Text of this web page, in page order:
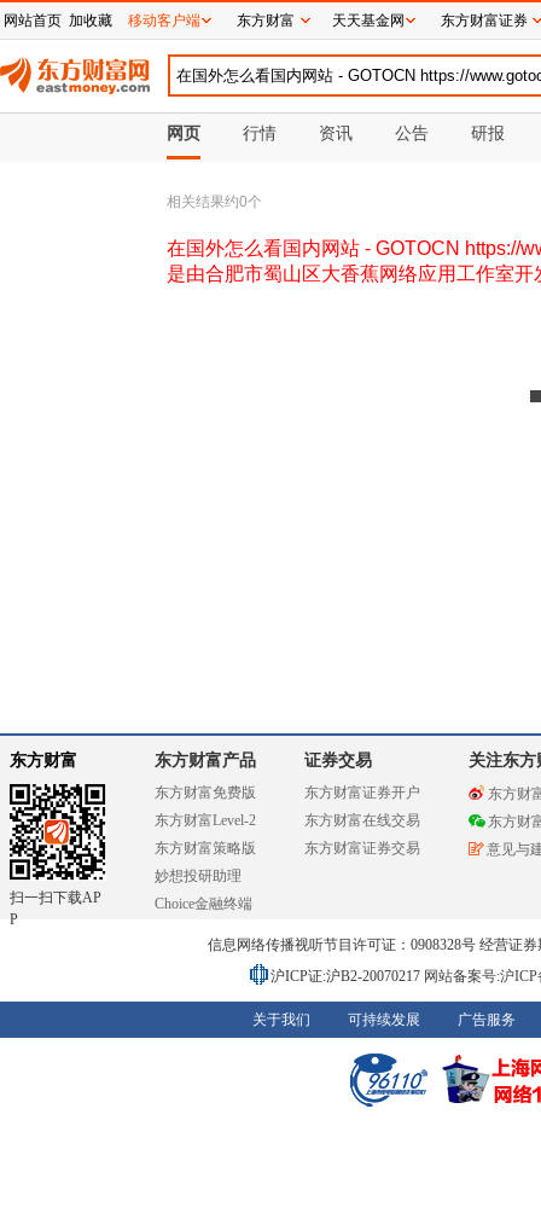
网页 行情 资讯 公告 研报
相关结果约0个
在国外怎么看国内网站 - GOTOCN https://
是由合肥市蜀山区大香蕉网络应用工作室开
东方财富
扫一扫下载AP
P
东方财富产品
东方财富免费版
东方财富Level-2
东方财富策略版
妙想投研助理
Choice金融终端
证券交易
东方财富证券开户
东方财富在线交易
东方财富证券交易
关注东方
东方财
东方财
意见与
信息网络传播视听节目许可证：0908328号 经营证
沪ICP证:沪B2-20070217 网站备案号:沪
关于我们 可持续发展 广告服务
网站首页 加收藏 移动客户端 东方财富 天天基金网 东方财富证券